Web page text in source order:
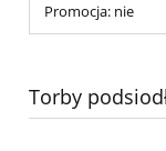
Promocja: nie
Torby